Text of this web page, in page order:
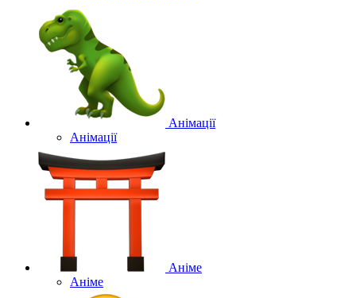
Анімації
Анімації
Аніме
Аніме